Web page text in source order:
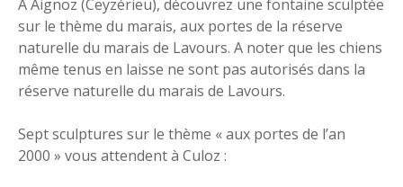
A Aignoz (Ceyzérieu), découvrez une fontaine sculptée
sur le thème du marais, aux portes de la réserve
naturelle du marais de Lavours. A noter que les chiens
même tenus en laisse ne sont pas autorisés dans la
réserve naturelle du marais de Lavours.
Sept sculptures sur le thème « aux portes de l’an
2000 » vous attendent à Culoz :